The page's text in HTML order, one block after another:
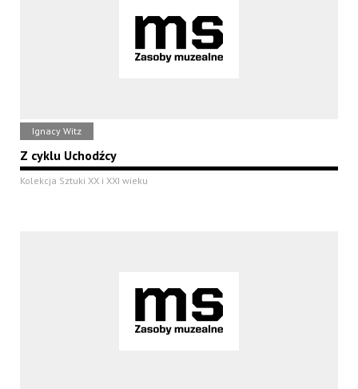
Ignacy Witz
Z cyklu Uchodźcy
Kolekcja Sztuki XX i XXI wieku